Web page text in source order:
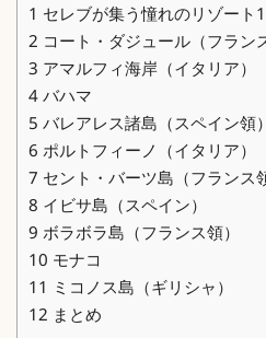
1 セレブが集う憧れのリゾート
2 コート・ダジュール（フラン
3アマルフィ海岸（イタリア）
4バハマ
5バレアレス諸島（スペイン領）
6ポルトフィーノ（イタリア）
7セント・バーツ島（フランス
8イビサ島（スペイン）
9ボラボラ島（フランス領）
10モナコ
11 ミコノス島（ギリシャ）
12 まとめ